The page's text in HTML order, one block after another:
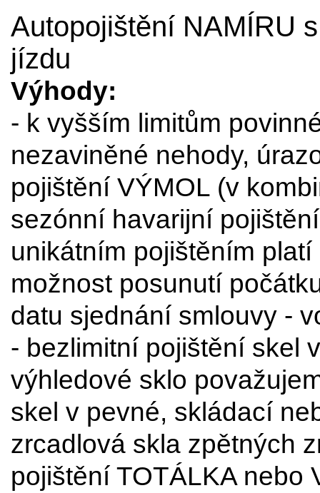
Autopojištění NAMÍRU
jízdu
Výhody:
- k vyšším limitům
nezaviněné nehody,
pojištění VÝMOL (v
sezónní havarijní
unikátním pojištěním
možnost posunutí
datu sjednání smlouvy -
- bezlimitní pojištění skel
výhledové sklo
skel v pevné, skládací
zrcadlová skla zpětných
pojištění TOTÁLKA nebo